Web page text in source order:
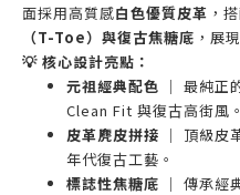
面採用高質感白色優質皮革 ，
（T-Toe） 與復古焦糖底 ，展
💡 核心設計亮點：
元祖經典配色 ｜ 最純
Clean Fit 與復古高街風。
皮革麂皮拼接 ｜ 頂級皮
年代復古工藝。
標誌性焦糖底 ｜ 傳承經